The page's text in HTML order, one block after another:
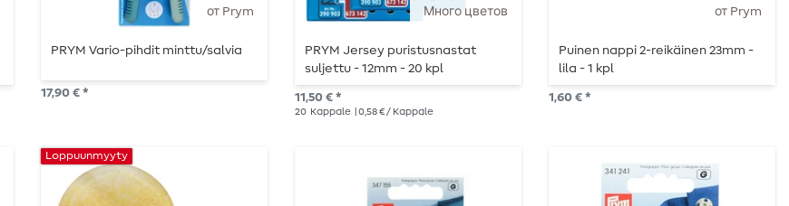
от Prym
PRYM Vario-pihdit minttu/salvia
17,90 € *
Много цветов
PRYM Jersey puristusnastat
suljettu - 12mm - 20 kpl
11,50 € *
20 Kappale | 0,58 € / Kappale
от Prym
Puinen nappi 2-reikäinen 23mm -
lila - 1 kpl
1,60 € *
Loppuunmyyty